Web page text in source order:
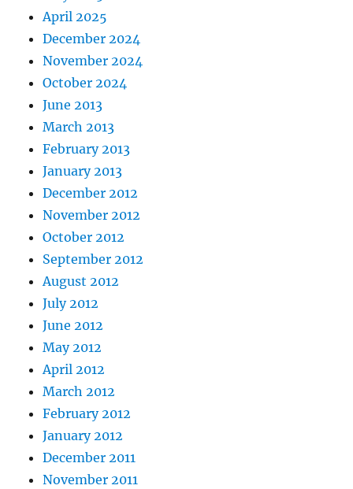
April 2025
December 2024
November 2024
October 2024
June 2013
March 2013
February 2013
January 2013
December 2012
November 2012
October 2012
September 2012
August 2012
July 2012
June 2012
May 2012
April 2012
March 2012
February 2012
January 2012
December 2011
November 2011